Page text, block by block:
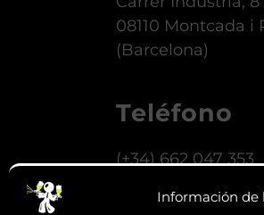
Información de
08110 Montcada i
(Barcelona)
Teléfono
(+34) 662 047 353
Nuestro horario de